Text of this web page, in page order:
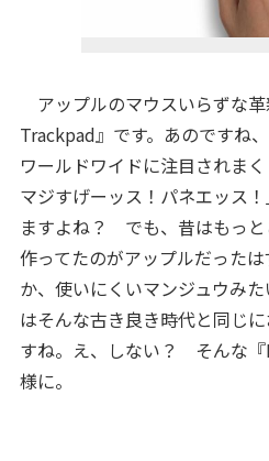
アップルのマウスいらずな
Trackpad』です。あのですね
ワールドワイドに注目されま
マジすげーッス！パネエッス
ますよね？ でも、昔はもっ
作ってたのがアップルだった
か、使いにくいマンジュウみ
はそんな古き良き時代と同じ
すね。え、しない？ そんな
様に。